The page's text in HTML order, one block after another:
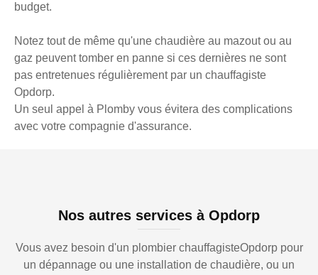
budget.
Notez tout de même qu'une chaudière au mazout ou au
gaz peuvent tomber en panne si ces dernières ne sont
pas entretenues régulièrement par un chauffagiste
Opdorp.
Un seul appel à Plomby vous évitera des complications
avec votre compagnie d'assurance.
Nos autres services à Opdorp
Vous avez besoin d'un plombier chauffagisteOpdorp pour
un dépannage ou une installation de chaudière, ou un